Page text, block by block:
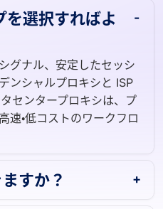
を選択すればよ
グナル、安定したセッシ
ンシャルプロキシと ISP
センタープロキシは、プ
速・低コストのワークフロ
すか？